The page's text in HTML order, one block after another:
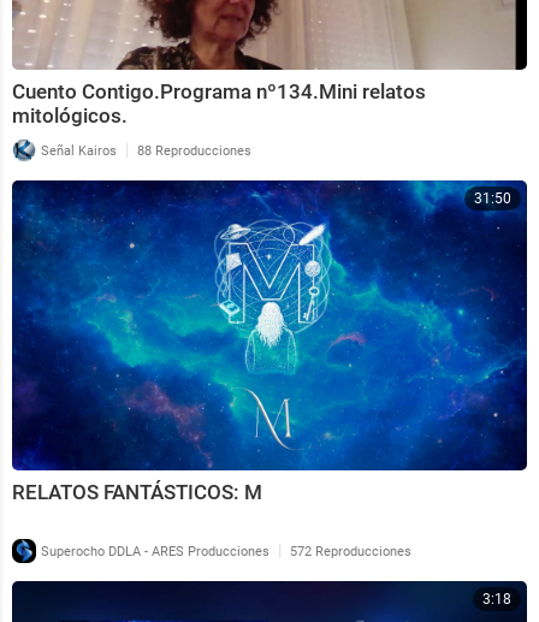
Cuento Contigo.Programa nº134.Mini relatos
mitológicos.
Señal Kairos | 88 Reproducciones
31:50
RELATOS FANTÁSTICOS: M
Superocho DDLA - ARES Producciones | 572 Reproducciones
3:18